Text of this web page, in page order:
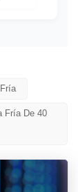
Fría De 40